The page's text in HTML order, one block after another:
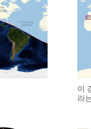
이
라